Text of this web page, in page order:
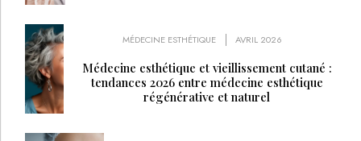
MÉDECINE ESTHÉTIQUE AVRIL 2026
Médecine esthétique et vieillissement cutané :
tendances 2026 entre médecine esthétique
régénérative et naturel